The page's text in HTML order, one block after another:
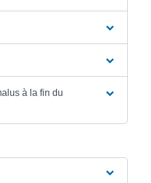
à la fin du